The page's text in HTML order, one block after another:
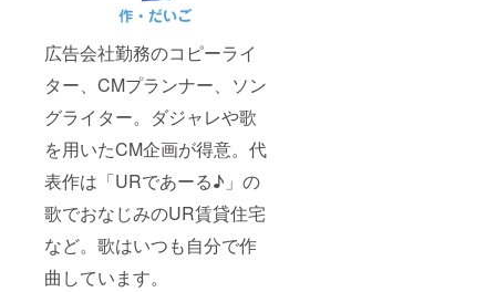
広告会社勤務のコピーライ
ター、CMプランナー、ソン
グライター。ダジャレや歌
を用いたCM企画が得意。代
表作は「URであーる♪」の
歌でおなじみのUR賃貸住宅
など。歌はいつも自分で作
曲しています。